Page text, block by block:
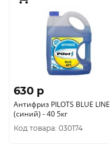
630 p
Антифриз PILOTS BLUE LINE
(синий) - 40 5кг
Код товара: 030174